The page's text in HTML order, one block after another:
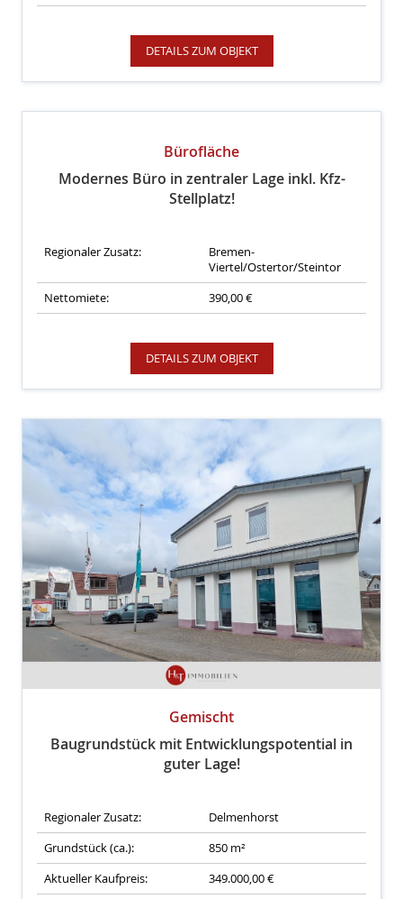
DETAILS ZUM OBJEKT
Bürofläche
Modernes Büro in zentraler Lage inkl. Kfz-
Stellplatz!
Regionaler Zusatz:
Bremen-
Viertel/Ostertor/Steintor
Nettomiete:
390,00 €
DETAILS ZUM OBJEKT
Gemischt
Baugrundstück mit Entwicklungspotential in
guter Lage!
Regionaler Zusatz:
Delmenhorst
Grundstück (ca.):
850 m²
Aktueller Kaufpreis:
349.000,00 €